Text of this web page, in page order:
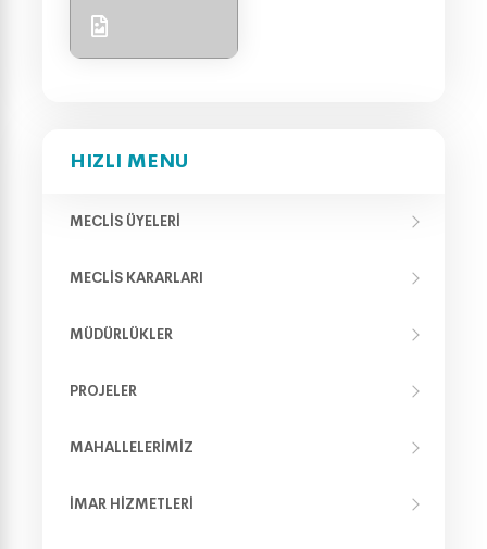
HIZLI MENU
MECLIS ÜYELERI
MECLIS KARARLARI
MÜDÜRLÜKLER
PROJELER
MAHALLELERIMIZ
İMAR HIZMETLERI